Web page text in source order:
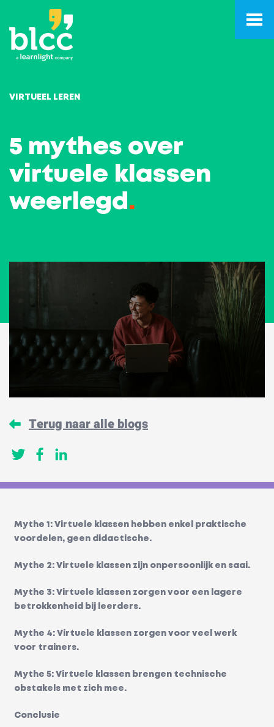
VIRTUEEL LEREN
5 mythes over
virtuele klassen
weerlegd .
Terug naar alle blogs
Mythe 1: Virtuele klassen hebben enkel praktische
voordelen, geen didactische.
Mythe 2: Virtuele klassen zijn onpersoonlijk en saai.
Mythe 3: Virtuele klassen zorgen voor een lagere
betrokkenheid bij leerders.
Mythe 4: Virtuele klassen zorgen voor veel werk
voor trainers.
Mythe 5: Virtuele klassen brengen technische
obstakels met zich mee.
Conclusie